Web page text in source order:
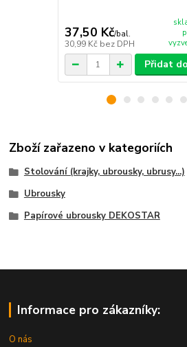
37,50 Kč/bal.
30,99 Kč bez DPH
Přidat
Zboží zařazeno v kategoriích
Stolování (krajky, ubrousky, ubrusy...)
Ubrousky
Papírové ubrousky DEKOSTAR
Informace pro zákazníky:
O nás